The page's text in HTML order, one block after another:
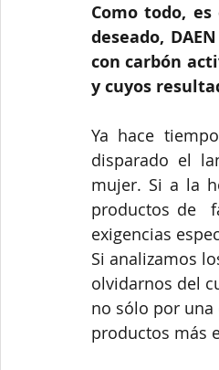
Como todo,
deseado,
con carbón
y cuyos
Ya hace
disparado el
mujer. Si a la
productos de
exigencias
Si analizamos
olvidarnos del
no sólo por
productos más